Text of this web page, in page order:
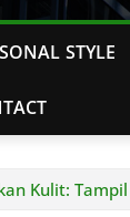
STYLE
Kulit: